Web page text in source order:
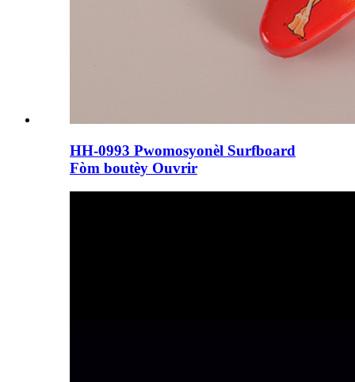
HH-0993 Pwomosyonèl Surfboard
Fòm boutèy Ouvrir